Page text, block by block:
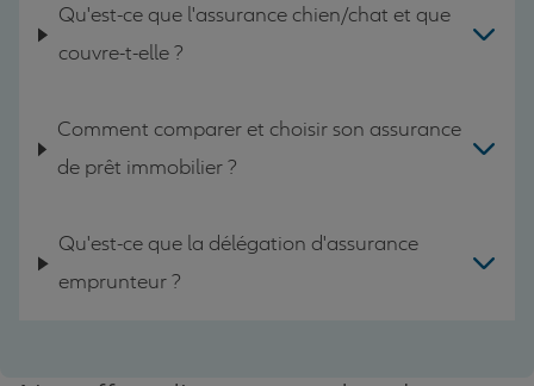
Qu'est-ce que l'assurance chien/chat et que
couvre-t-elle ?
Comment comparer et choisir son assurance
de prêt immobilier ?
Qu'est-ce que la délégation d'assurance
emprunteur ?